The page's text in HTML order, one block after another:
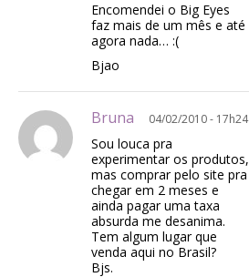
Encomendei o Big Eyes
faz mais de um mês e até
agora nada… :(
Bjao
Bruna 04/02/2010 - 17h24
Sou louca pra
experimentar os produtos,
mas comprar pelo site pra
chegar em 2 meses e
ainda pagar uma taxa
absurda me desanima.
Tem algum lugar que
venda aqui no Brasil?
Bjs.